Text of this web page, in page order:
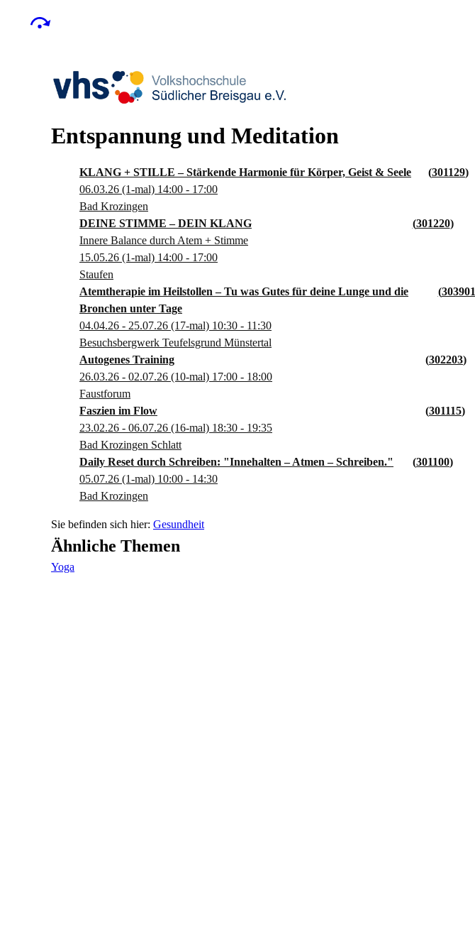
Entspannung und Meditation
KLANG + STILLE – Stärkende Harmonie für Körper, Geist & Seele 301129
06.03.26 (1-mal) 14:00 - 17:00
Bad Krozingen
DEINE STIMME – DEIN KLANG
301220
Innere Balance durch Atem + Stimme
15.05.26 (1-mal) 14:00 - 17:00
Staufen
Atemtherapie im Heilstollen – Tu was Gutes für deine Lunge und die
Bronchen unter Tage
303901
04.04.26 - 25.07.26 (17-mal) 10:30 - 11:30
Besuchsbergwerk Teufelsgrund Münstertal
Autogenes Training
302203
26.03.26 - 02.07.26 (10-mal) 17:00 - 18:00
Faustforum
Faszien im Flow
301115
23.02.26 - 06.07.26 (16-mal) 18:30 - 19:35
Bad Krozingen Schlatt
Daily Reset durch Schreiben: "Innehalten – Atmen – Schreiben."
301100
05.07.26 (1-mal) 10:00 - 14:30
Bad Krozingen
Gesundheit
Ähnliche Themen
Yoga